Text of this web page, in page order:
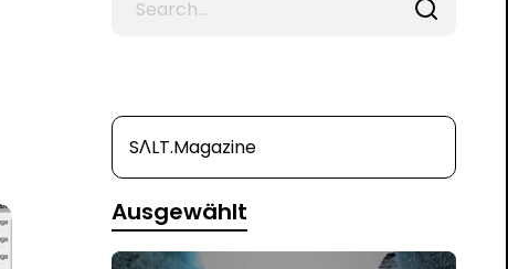
SΛLT.Magazine
Ausgewählt